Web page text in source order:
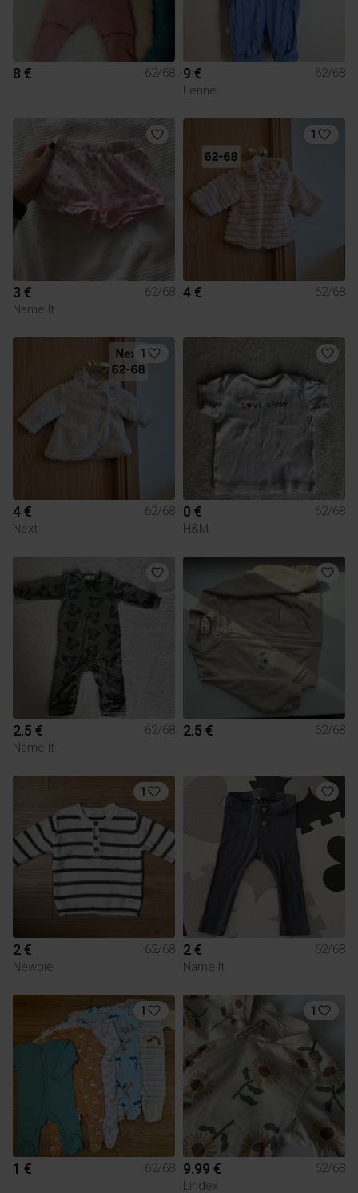
8 € 62/68 9 €
62/68
Lenne
3 €
62/68
Name It
1
4 € 62/68
1
4 €
62/68
Next
0 €
62/68
H&M
2.5 €
62/68
Name It
2.5 € 62/68
1
2 €
62/68
Newbie
2 €
62/68
Name It
1
1 € 62/68
1
9.99 €
62/68
Lindex